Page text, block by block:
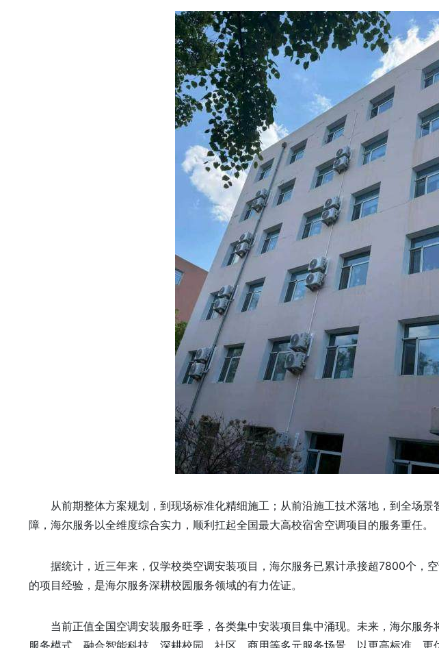
从前期整体方案规划，到现场标准化精细施工；从前沿施工技术落地，到全场
障，海尔服务以全维度综合实力，顺利扛起全国最大高校宿舍空调项目的服务重任。
据统计，近三年来，仅学校类空调安装项目，海尔服务已累计承接超7800个，
的项目经验，是海尔服务深耕校园服务领域的有力佐证。
当前正值全国空调安装服务旺季，各类集中安装项目集中涌现。未来，海尔服